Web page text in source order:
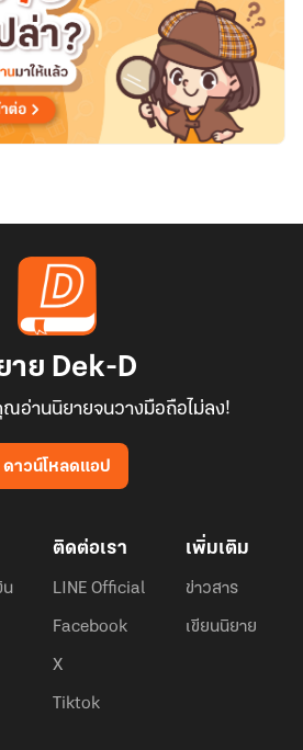
าย Dek-D
ณอ่านนิยายจนวางมือถือไม่ลง!
ดาวน์โหลดแอป
น
ติดต่อเรา
LINE Official
Facebook
X
Tiktok
เพิ่มเติม
ข่าวสาร
เขียนนิยาย